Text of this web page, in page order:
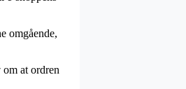
omgående,
at ordren